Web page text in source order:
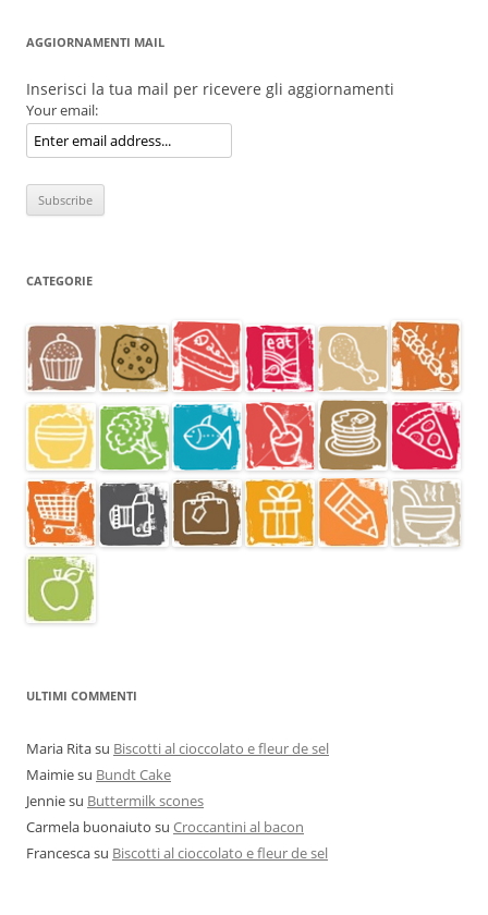
AGGIORNAMENTI MAIL
Inserisci la tua mail per ricevere gli aggiornamenti
Your email:
CATEGORIE
ULTIMI COMMENTI
Maria Ritasu Biscotti al cioccolato e fleur de sel
Maimiesu Bundt Cake
Jenniesu Buttermilk scones
Carmela buonaiuto su Croccantini al bacon
Francescasu Biscotti al cioccolato e fleur de sel